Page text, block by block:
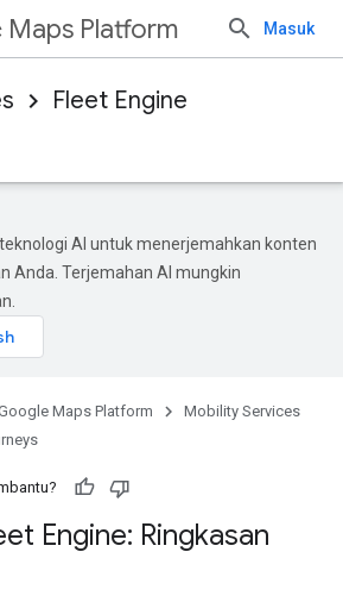
Maps Platform Masuk
Fleet Engine
AI untuk menerjemahkan konten
Anda. Terjemahan AI mungkin
Maps Platform
Mobility Services
Engine: Ringkasan